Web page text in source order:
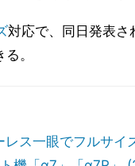
対応で、同日発表さ
。
レス一眼でフルサイ